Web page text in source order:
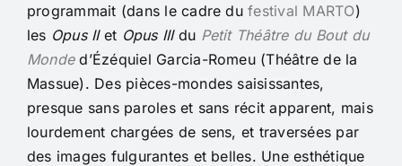
programmait (dans le cadre dufestival MARTO)
les Opus IIet Opus IIIdu Petit Théâtre du Bout du
Monde d’Ézéquiel Garcia-Romeu (Théâtre de la
Massue). Des pièces-mondes saisissantes,
presque sans paroles et sans récit apparent, mais
lourdement chargées de sens, et traversées par
des images fulgurantes et belles. Une esthétique